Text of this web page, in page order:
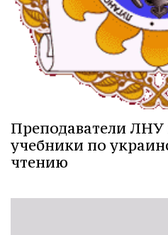
Преподаватели ЛНУ
учебники по
чтению